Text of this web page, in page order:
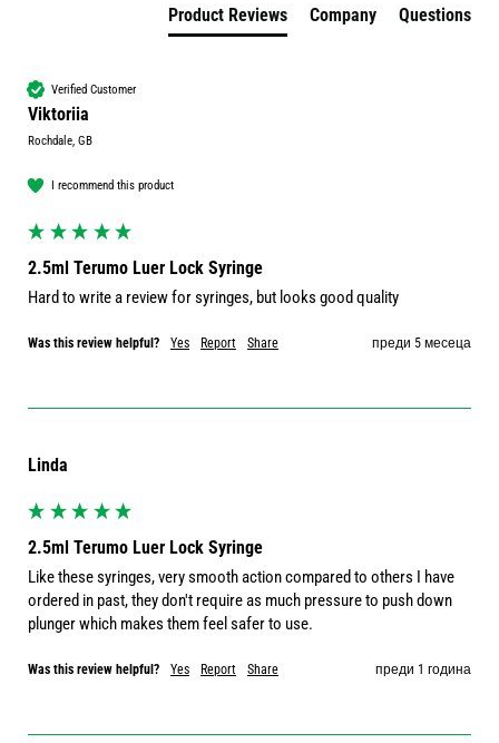
Product Reviews Company Questions
Verified Customer
Viktoriia
Rochdale, GB
I recommend this product
2.5ml Terumo Luer Lock Syringe
Hard to write a review for syringes, but looks good quality
Was this review helpful? Yes Report Share преди 5 месеца
Linda
2.5ml Terumo Luer Lock Syringe
Like these syringes, very smooth action compared to others I have
ordered in past, they don't require as much pressure to push down
plunger which makes them feel safer to use.
Was this review helpful? Yes Report Share преди 1 година